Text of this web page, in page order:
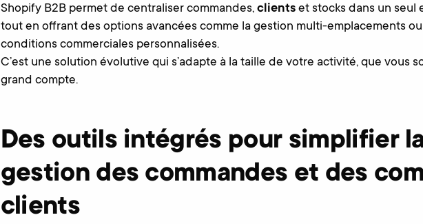
Shopify B2B permet de centraliser commandes, clientset stocks dans un seul
tout en offrant des options avancées comme la gestion multi-emplacements
conditions commerciales personnalisées.
C’est une solution évolutive qui s’adapte à la taille de votre activité, que vous
grand compte.
Des outils intégrés pour simplifier
gestion des commandes et des
clients